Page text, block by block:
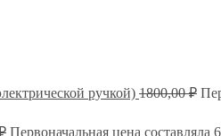
ручкой) 1800,00₽
Первоначальная цена составляла